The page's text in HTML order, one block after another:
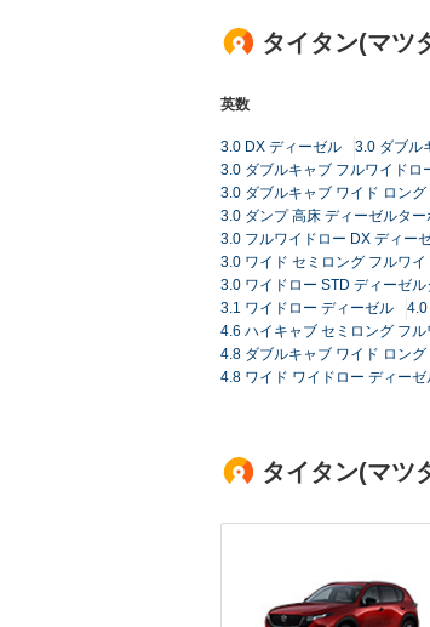
タイタン(マツ
英数
3.0 DX ディーゼル 3.0 ダブル
3.0 ダブルキャブ フルワイドロ
3.0 ダブルキャブ ワイド ロン
3.0 ダンプ 高床 ディーゼルター
3.0 フルワイドロー DX ディー
3.0 ワイド セミロング フルワ
3.0 ワイドロー STD ディーゼル
3.1 ワイドロー ディーゼル
4.0
4.6 ハイキャブ セミロング フ
4.8 ダブルキャブ ワイド ロン
4.8 ワイド ワイドロー ディーゼ
タイタン(マツ